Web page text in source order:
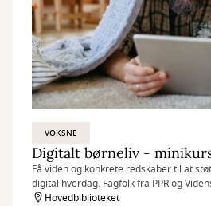
VOKSNE
Digitalt børneliv -
Få viden og konkrete redskaber til at
digital hverdag. Fagfolk fra PPR og
over, hvordan skærmtid påvirker børns
Hovedbiblioteket